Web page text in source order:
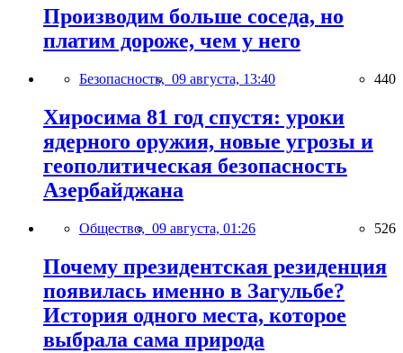
Производим больше соседа, но
платим дороже, чем у него
Безопасность, 09 августа, 13:40 440
Хиросима 81 год спустя: уроки
ядерного оружия, новые угрозы и
геополитическая безопасность
Азербайджана
Общество, 09 августа, 01:26 526
Почему президентская резиденция
появилась именно в Загульбе?
История одного места, которое
выбрала сама природа